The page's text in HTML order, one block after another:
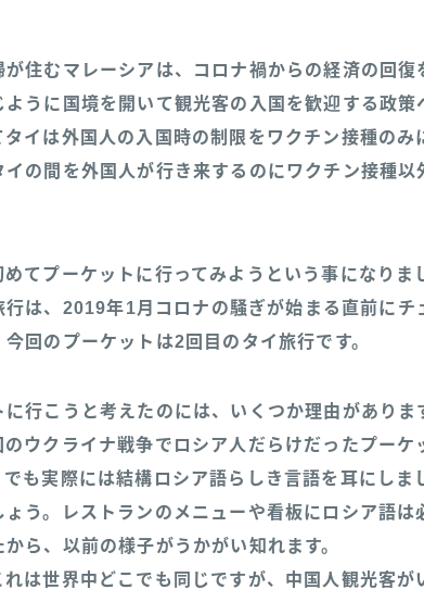
が住むマレーシアは、コロナ禍からの経済の回復
ように国境を開いて観光客の入国を歓迎する政
タイは外国人の入国時の制限をワクチン接種のみ
イの間を外国人が行き来するのにワクチン接種以
めてプーケットに行ってみようという事になりま
行は、2019年1月コロナの騒ぎが始まる直前にチ
今回のプーケットは2回目のタイ旅行です。
に行こうと考えたのには、いくつか理由がありま
のウクライナ戦争でロシア人だらけだったプーケ
でも実際には結構ロシア語らしき言語を耳にしま
ょう。レストランのメニューや看板にロシア語は
から、以前の様子がうかがい知れます。
れは世界中どこでも同じですが、中国人観光客が